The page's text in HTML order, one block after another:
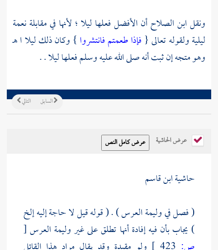
ونقلابن الصلاحأن الأفضل فعلها ليلا ؛ لأنها في مقابلة نعمة
ليلية ولقوله تعالى { فإذا طعمتم فانتشروا } وكان ذلك ليلا ا هـ
وهو متجه إن ثبت أنه صلى الله عليه وسلم فعلها ليلا . .
التالي السابق
عرض الحاشية
حاشية ابن قاسم
( فصل في وليمة العرس ) . ( قوله قيل لا حاجة إليه إلخ
) يجاب بأن فيه إفادة أنها تطلق على غير وليمة العرس[